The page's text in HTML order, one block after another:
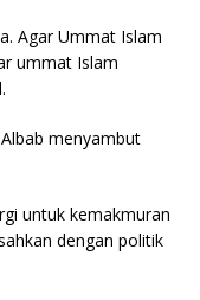
Agar Ummat Islam
ummat Islam
menyambut
untuk kemakmuran
dengan politik